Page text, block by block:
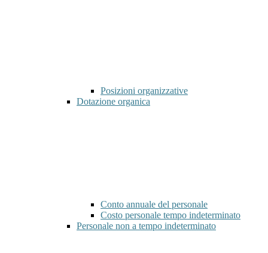
Posizioni organizzative
Dotazione organica
Conto annuale del personale
Costo personale tempo indeterminato
Personale non a tempo indeterminato